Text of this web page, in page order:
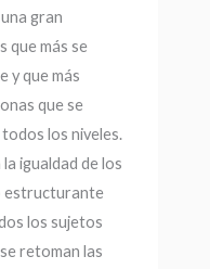
gran
que más se
y que más
que se
los niveles.
igualdad de los
estructurante
los sujetos
retoman las